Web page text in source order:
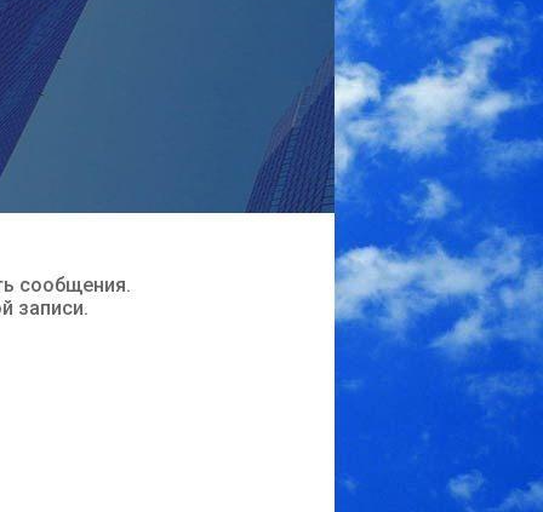
сообщения.
записи.